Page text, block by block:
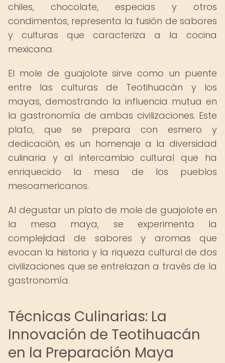
chiles, chocolate, especias y otros
condimentos, representa la fusión de sabores
y culturas que caracteriza a la cocina
mexicana.
El mole de guajolote sirve como un puente
entre las culturas de Teotihuacán y los
mayas, demostrando la influencia mutua en
la gastronomía de ambas civilizaciones. Este
plato, que se prepara con esmero y
dedicación, es un homenaje a la diversidad
culinaria y al intercambio cultural que ha
enriquecido la mesa de los pueblos
mesoamericanos.
Al degustar un plato de mole de guajolote en
la mesa maya, se experimenta la
complejidad de sabores y aromas que
evocan la historia y la riqueza cultural de dos
civilizaciones que se entrelazan a través de la
gastronomía.
Técnicas Culinarias: La
Innovación de Teotihuacán
en la Preparación Maya